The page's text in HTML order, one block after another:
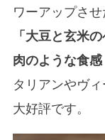
ワーアップさせ
「大豆と玄米
肉のような食感
タリアンやヴ
大好評です。